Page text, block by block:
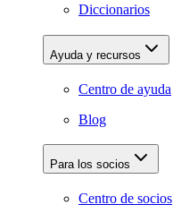
Diccionarios
Ayuda y recursos
Centro de ayuda
Blog
Para los socios
Centro de socios